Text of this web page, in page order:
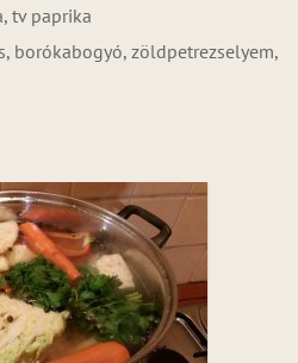
tv paprika
borókabogyó, zöldpetrezselyem,